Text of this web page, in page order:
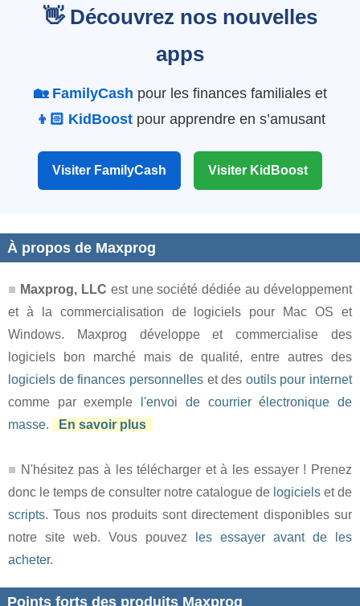
👋 Découvrez nos nouvelles
apps
🏡 FamilyCash pour les finances familiales et
👦🏻 KidBoostpour apprendre en s’amusant
Visiter FamilyCash Visiter KidBoost
À propos de Maxprog
Maxprog, LLC est une société dédiée au développement
et à la commercialisation de logiciels pour Mac OS et
Windows. Maxprog développe et commercialise des
logiciels bon marché mais de qualité, entre autres des
logiciels de finances personnelleset des outils pour internet
comme par exemple
l'envoi de courrier électronique de
masse. En savoir plus
N'hésitez pas à les télécharger et à les essayer ! Prenez
donc le temps de consulter notre catalogue de logiciels et de
scripts. Tous nos produits sont directement disponibles sur
notre site web. Vous pouvez
les essayer avant de les
acheter.
Points forts des produits Maxprog